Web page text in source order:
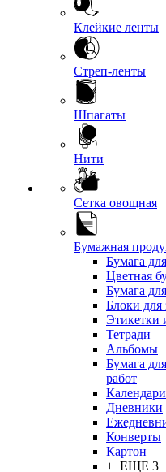
Клейкие ленты
Стреп-ленты
Шпагаты
Нити
Сетка овощная
Бумажная
Бумага
Цветная
Бумага
Блоки для
Этикетки
Тетради
Альбомы
Бумага
работ
Календари
Дневники
Конверты
Картон
+ ЕЩЕ 3